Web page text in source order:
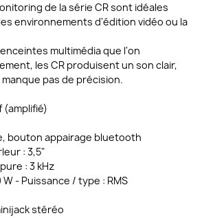
de la série CR sont idéales
environnements d'édition vidéo ou la
multimédia que l'on
les CR produisent un son clair,
pas de précision.
(amplifié)
bouton appairage bluetooth
: 3,5"
: 3 kHz
- Puissance / type : RMS
stéréo